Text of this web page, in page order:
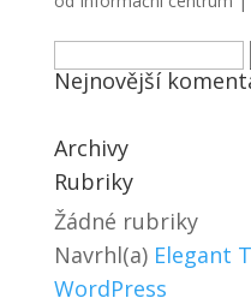
Vyhledávání
Nejnovější
Archivy
Rubriky
Žádné rubriky
Navrhl(a) Elegant
WordPress